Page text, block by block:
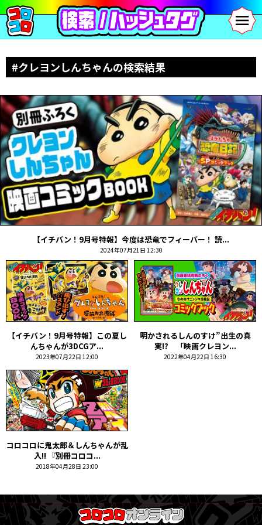
#クレヨンしんちゃんの検索結果
【イチバン！9月号特報】今度は恐竜でフィーバー！ 読...
2024年07月21日 12:30
【イチバン！9月号特報】この夏し
んちゃんが3DCGア...
2023年07月22日 12:00
明かされるしんのすけ”出生の真
実!? 「映画クレヨン...
2022年04月22日 16:30
コロコロに鬼太郎＆しんちゃんが乱
入!! 『別冊コロコ...
2018年04月28日 23:00